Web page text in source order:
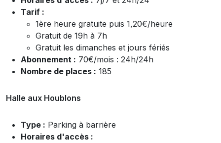
Tarif :
1ère heure gratuite puis 1,20€/heure
Gratuit de 19h à 7h
Gratuit les dimanches et jours fériés
Abonnement : 70€/mois : 24h/24h
Nombre de places : 185
Halle aux Houblons
Type : Parking à barrière
Horaires d'accès :